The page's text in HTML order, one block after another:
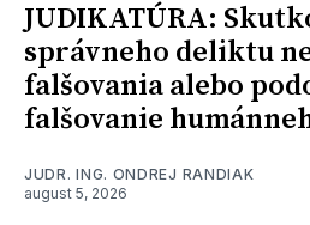
JUDIKATÚRA:
správneho deliktu
falšovania alebo
falšovanie
JUDR. ING. ONDREJ RANDIAK
august 5, 2026